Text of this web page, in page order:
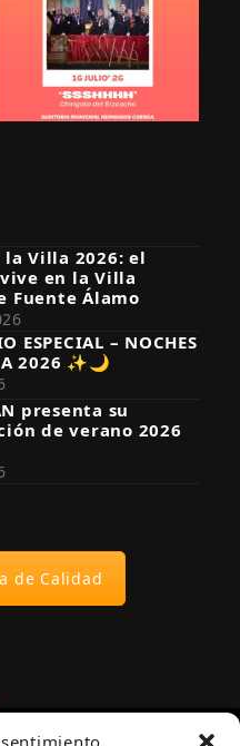
Instagram
la Villa 2026: el
en la Villa
Fuente Álamo
ESPECIAL – NOCHES
2026 ✨🌙
presenta su
de verano 2026
de Calidad